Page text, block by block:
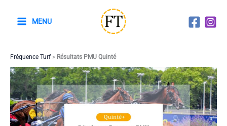
MENU
Fréquence Turf> Résultats PMU Quinté